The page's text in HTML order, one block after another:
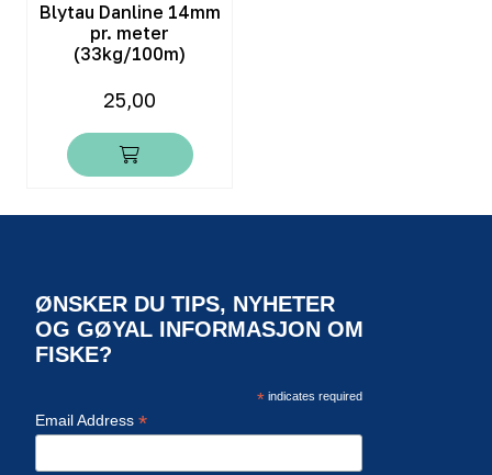
Blytau Danline 14mm
pr. meter
(33kg/100m)
25,00
ØNSKER DU TIPS, NYHETER
OG GØYAL INFORMASJON OM
FISKE?
*indicates required
Email Address *